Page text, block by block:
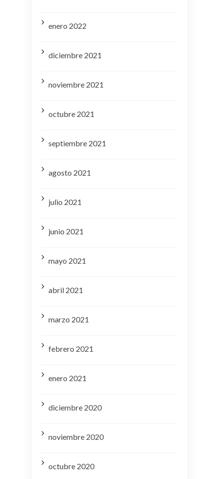
enero 2022
diciembre 2021
noviembre 2021
octubre 2021
septiembre 2021
agosto 2021
julio 2021
junio 2021
mayo 2021
abril 2021
marzo 2021
febrero 2021
enero 2021
diciembre 2020
noviembre 2020
octubre 2020